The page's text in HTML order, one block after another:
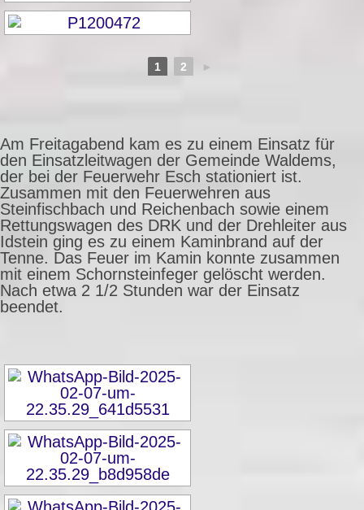
1 2 ►
Am Freitagabend kam es zu einem Einsatz für
den Einsatzleitwagen der Gemeinde Waldems,
der bei der Feuerwehr Esch stationiert ist.
Zusammen mit den Feuerwehren aus
Steinfischbach und Reichenbach sowie einem
Rettungswagen des DRK und der Drehleiter aus
Idstein ging es zu einem Kaminbrand auf der
Tenne. Das Feuer im Kamin konnte zusammen
mit einem Schornsteinfeger gelöscht werden.
Nach etwa 2 1/2 Stunden war der Einsatz
beendet.